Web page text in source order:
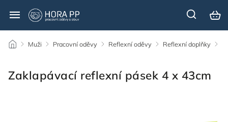
/ Muži / Pracovní oděvy / Reflexní oděvy / Reflexní doplňky /
Zaklapávací reflexní pásek 4 x 43cm